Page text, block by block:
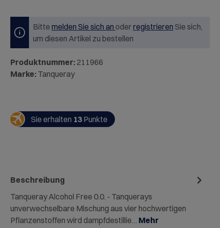
Bitte melden Sie sich an oderregistrieren Sie sich,
um diesen Artikel zu bestellen
Produktnummer: 211966
Marke: Tanqueray
Sie erhalten 13 Punkte
Beschreibung
Tanqueray Alcohol Free 0.0. - Tanquerays
unverwechselbare Mischung aus vier hochwertigen
Pflanzenstoffen wird dampfdestillie… Mehr